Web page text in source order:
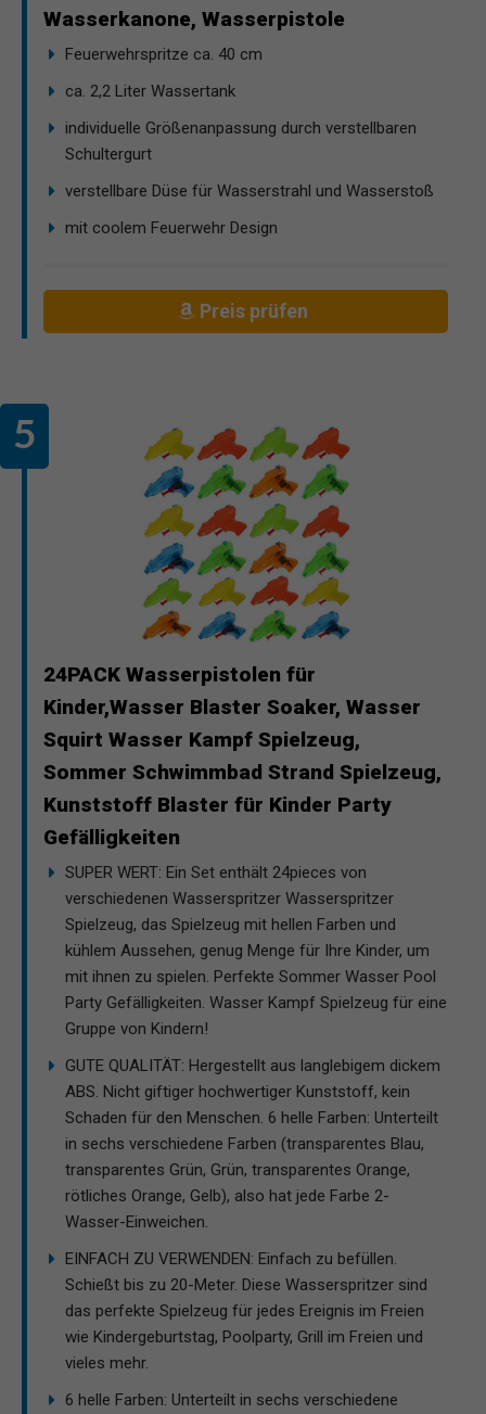
Wasserkanone, Wasserpistole
Feuerwehrspritze ca. 40 cm
ca. 2,2 Liter Wassertank
individuelle Größenanpassung durch verstellbaren
Schultergurt
verstellbare Düse für Wasserstrahl und Wasserstoß
mit coolem Feuerwehr Design
Preis prüfen
24PACK Wasserpistolen für
Kinder,Wasser Blaster Soaker, Wasser
Squirt Wasser Kampf Spielzeug,
Sommer Schwimmbad Strand Spielzeug,
Kunststoff Blaster für Kinder Party
Gefälligkeiten
SUPER WERT: Ein Set enthält 24pieces von
verschiedenen Wasserspritzer Wasserspritzer
Spielzeug, das Spielzeug mit hellen Farben und
kühlem Aussehen, genug Menge für Ihre Kinder, um
mit ihnen zu spielen. Perfekte Sommer Wasser Pool
Party Gefälligkeiten. Wasser Kampf Spielzeug für eine
Gruppe von Kindern!
GUTE QUALITÄT: Hergestellt aus langlebigem dickem
ABS. Nicht giftiger hochwertiger Kunststoff, kein
Schaden für den Menschen. 6 helle Farben: Unterteilt
in sechs verschiedene Farben (transparentes Blau,
transparentes Grün, Grün, transparentes Orange,
rötliches Orange, Gelb), also hat jede Farbe 2-
Wasser-Einweichen.
EINFACH ZU VERWENDEN: Einfach zu befüllen.
Schießt bis zu 20-Meter. Diese Wasserspritzer sind
das perfekte Spielzeug für jedes Ereignis im Freien
wie Kindergeburtstag, Poolparty, Grill im Freien und
vieles mehr.
6 helle Farben: Unterteilt in sechs verschiedene